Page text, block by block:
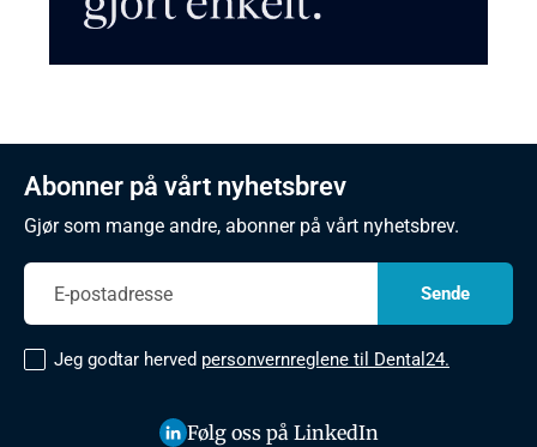
Abonner på vårt nyhetsbrev
Gjør som mange andre, abonner på vårt nyhetsbrev.
Jeg godtar herved personvernreglene til Dental24.
Følg oss på LinkedIn